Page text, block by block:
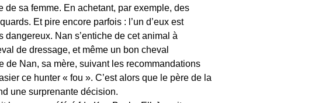
sa femme. En achetant, par exemple, des
Et pire encore parfois : l’un d’eux est
Nan s’entiche de cet animal à
de dressage, et même un bon cheval
de Nan, sa mère, suivant les recommandations
ce hunter « fou ». C’est alors que le père de la
une surprenante décision.